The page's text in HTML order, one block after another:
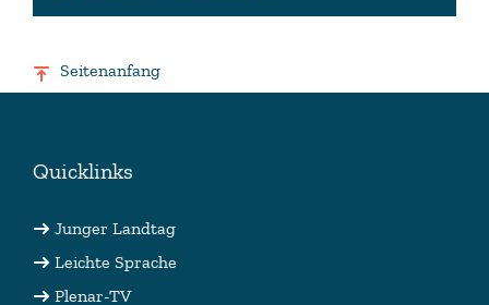
Seitenanfang
Quicklinks
Junger Landtag
Leichte Sprache
Plenar-TV